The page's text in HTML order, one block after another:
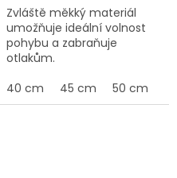
95 cm 100 cm 110 cm
Zvláště měkký materiál
umožňuje ideální volnost
pohybu a zabraňuje
otlakům.
40 cm
45 cm 50 cm